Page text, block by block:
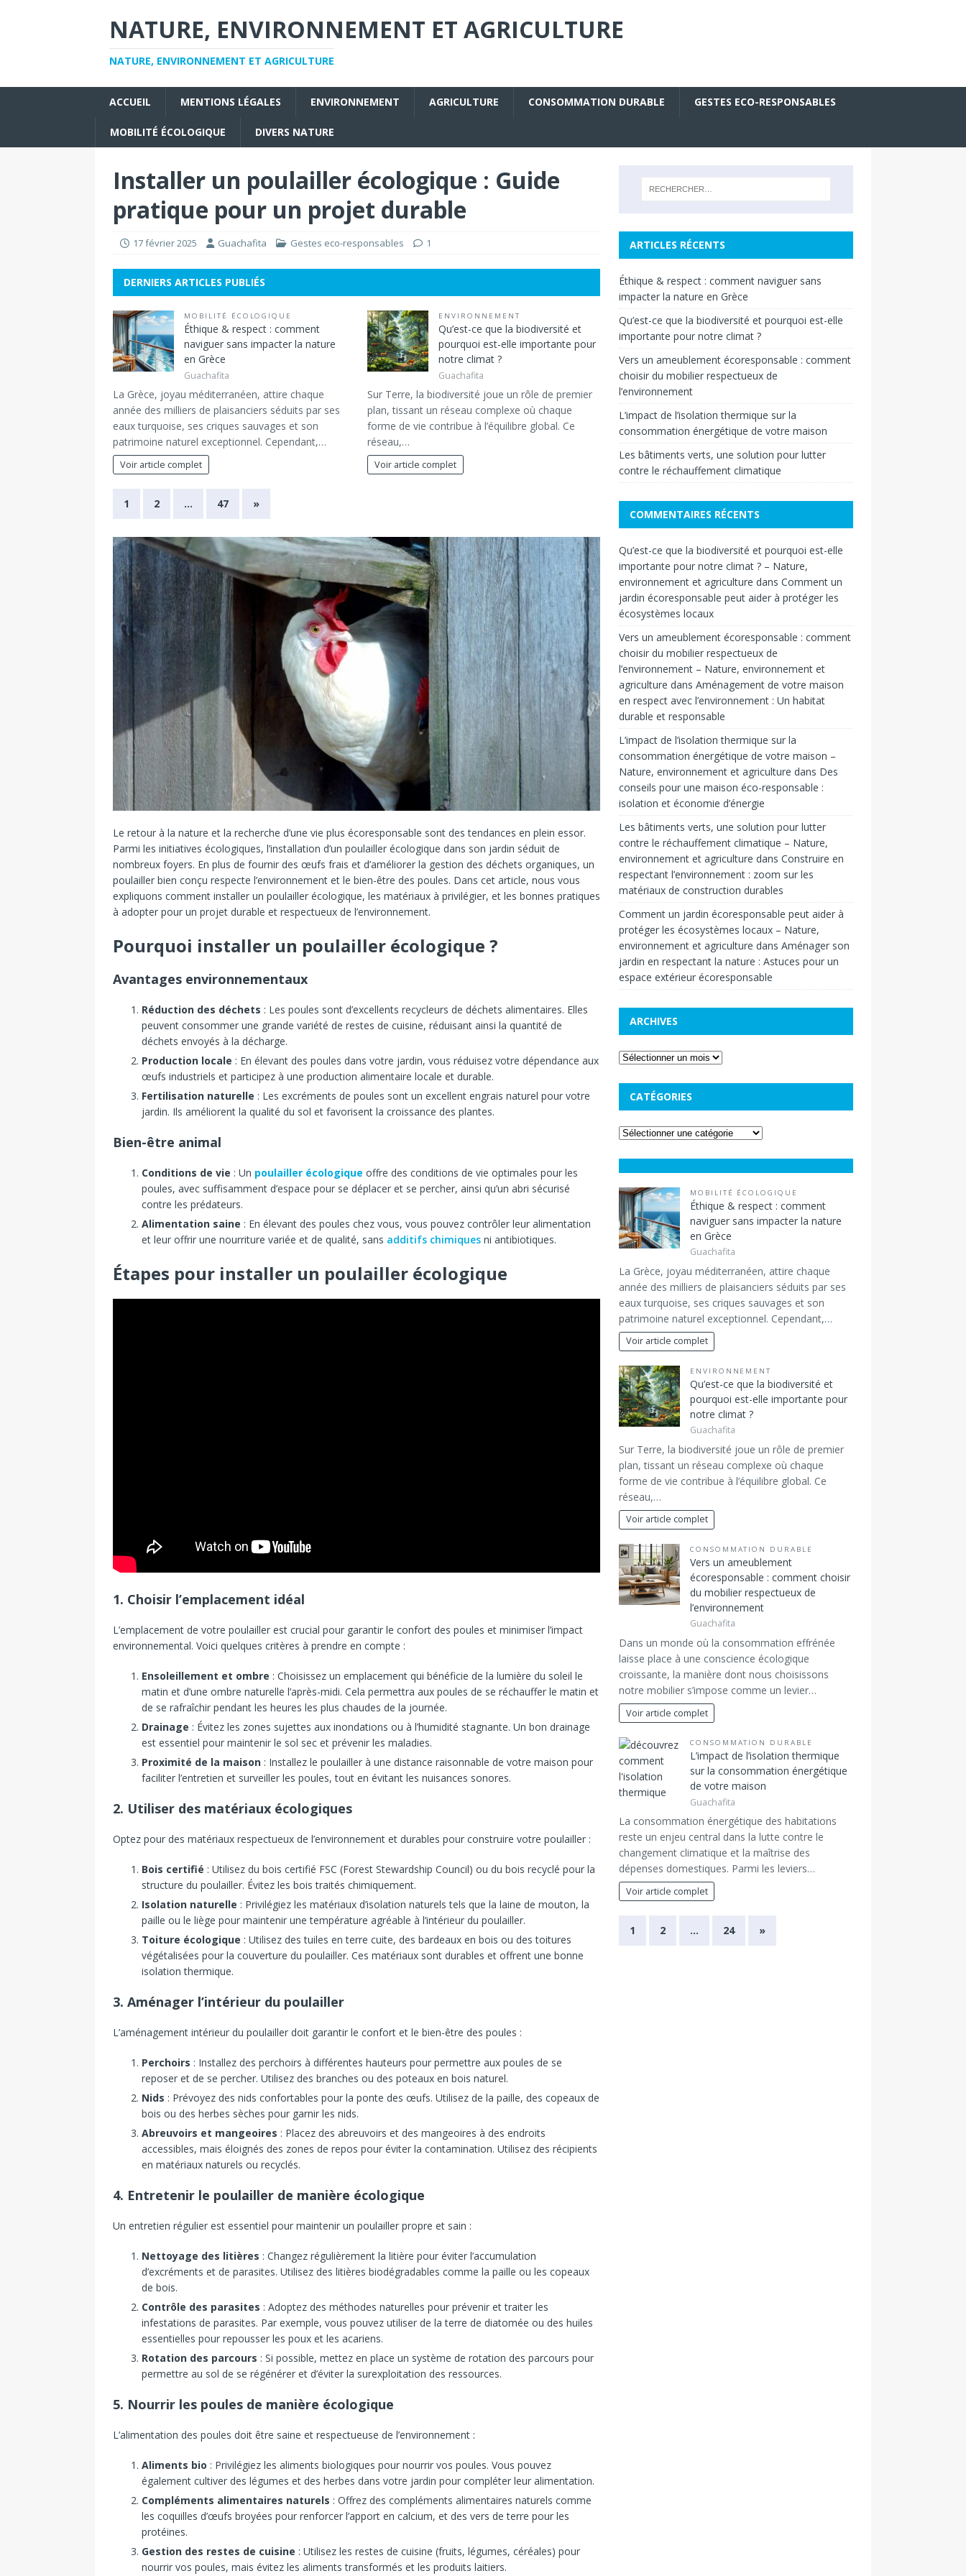
NATURE, ENVIRONNEMENT ET AGRICULTURE
NATURE, ENVIRONNEMENT ET AGRICULTURE
ACCUEIL MENTIONS LÉGALES ENVIRONNEMENT AGRICULTURE CONSOMMATION DURABLE GESTES ECO-RESPONSABLES
MOBILITÉ ÉCOLOGIQUE DIVERS NATURE
Installer un poulailler écologique : Guide
pratique pour un projet durable
17 février 2025 Guachafita Gestes eco-responsables 1
DERNIERS ARTICLES PUBLIÉS
MOBILITÉ ÉCOLOGIQUE
Éthique & respect : comment
naviguer sans impacter la nature
en Grèce
Guachafita
La Grèce, joyau méditerranéen, attire chaque
année des milliers de plaisanciers séduits par ses
eaux turquoise, ses criques sauvages et son
patrimoine naturel exceptionnel. Cependant,…
Voir article complet
ENVIRONNEMENT
Qu’est-ce que la biodiversité et
pourquoi est-elle importante pour
notre climat ?
Guachafita
Sur Terre, la biodiversité joue un rôle de premier
plan, tissant un réseau complexe où chaque
forme de vie contribue à l’équilibre global. Ce
réseau,…
Voir article complet
1 2 … 47 »
Le retour à la nature et la recherche d’une vie plus écoresponsable sont des tendances en plein essor.
Parmi les initiatives écologiques, l’installation d’un poulailler écologique dans son jardin séduit de
nombreux foyers. En plus de fournir des œufs frais et d’améliorer la gestion des déchets organiques, un
poulailler bien conçu respecte l’environnement et le bien-être des poules. Dans cet article, nous vous
expliquons comment installer un poulailler écologique, les matériaux à privilégier, et les bonnes pratiques
à adopter pour un projet durable et respectueux de l’environnement.
Pourquoi installer un poulailler écologique ?
Avantages environnementaux
Réduction des déchets : Les poules sont d’excellents recycleurs de déchets alimentaires. Elles
peuvent consommer une grande variété de restes de cuisine, réduisant ainsi la quantité de
déchets envoyés à la décharge.
Production locale : En élevant des poules dans votre jardin, vous réduisez votre dépendance aux
œufs industriels et participez à une production alimentaire locale et durable.
Fertilisation naturelle : Les excréments de poules sont un excellent engrais naturel pour votre
jardin. Ils améliorent la qualité du sol et favorisent la croissance des plantes.
Bien-être animal
Conditions de vie : Un poulailler écologique offre des conditions de vie optimales pour les
poules, avec suffisamment d’espace pour se déplacer et se percher, ainsi qu’un abri sécurisé
contre les prédateurs.
Alimentation saine : En élevant des poules chez vous, vous pouvez contrôler leur alimentation
et leur offrir une nourriture variée et de qualité, sans additifs chimiques ni antibiotiques.
Étapes pour installer un poulailler écologique
1. Choisir l’emplacement idéal
L’emplacement de votre poulailler est crucial pour garantir le confort des poules et minimiser l’impact
environnemental. Voici quelques critères à prendre en compte :
Ensoleillement et ombre : Choisissez un emplacement qui bénéficie de la lumière du soleil le
matin et d’une ombre naturelle l’après-midi. Cela permettra aux poules de se réchauffer le matin et
de se rafraîchir pendant les heures les plus chaudes de la journée.
Drainage : Évitez les zones sujettes aux inondations ou à l’humidité stagnante. Un bon drainage
est essentiel pour maintenir le sol sec et prévenir les maladies.
Proximité de la maison : Installez le poulailler à une distance raisonnable de votre maison pour
faciliter l’entretien et surveiller les poules, tout en évitant les nuisances sonores.
2. Utiliser des matériaux écologiques
Optez pour des matériaux respectueux de l’environnement et durables pour construire votre poulailler :
Bois certifié : Utilisez du bois certifié FSC (Forest Stewardship Council) ou du bois recyclé pour la
structure du poulailler. Évitez les bois traités chimiquement.
Isolation naturelle : Privilégiez les matériaux d’isolation naturels tels que la laine de mouton, la
paille ou le liège pour maintenir une température agréable à l’intérieur du poulailler.
Toiture écologique : Utilisez des tuiles en terre cuite, des bardeaux en bois ou des toitures
végétalisées pour la couverture du poulailler. Ces matériaux sont durables et offrent une bonne
isolation thermique.
3. Aménager l’intérieur du poulailler
L’aménagement intérieur du poulailler doit garantir le confort et le bien-être des poules :
Perchoirs : Installez des perchoirs à différentes hauteurs pour permettre aux poules de se
reposer et de se percher. Utilisez des branches ou des poteaux en bois naturel.
Nids : Prévoyez des nids confortables pour la ponte des œufs. Utilisez de la paille, des copeaux de
bois ou des herbes sèches pour garnir les nids.
Abreuvoirs et mangeoires : Placez des abreuvoirs et des mangeoires à des endroits
accessibles, mais éloignés des zones de repos pour éviter la contamination. Utilisez des récipients
en matériaux naturels ou recyclés.
4. Entretenir le poulailler de manière écologique
Un entretien régulier est essentiel pour maintenir un poulailler propre et sain :
Nettoyage des litières : Changez régulièrement la litière pour éviter l’accumulation
d’excréments et de parasites. Utilisez des litières biodégradables comme la paille ou les copeaux
de bois.
Contrôle des parasites : Adoptez des méthodes naturelles pour prévenir et traiter les
infestations de parasites. Par exemple, vous pouvez utiliser de la terre de diatomée ou des huiles
essentielles pour repousser les poux et les acariens.
Rotation des parcours : Si possible, mettez en place un système de rotation des parcours pour
permettre au sol de se régénérer et d’éviter la surexploitation des ressources.
5. Nourrir les poules de manière écologique
L’alimentation des poules doit être saine et respectueuse de l’environnement :
Aliments bio : Privilégiez les aliments biologiques pour nourrir vos poules. Vous pouvez
également cultiver des légumes et des herbes dans votre jardin pour compléter leur alimentation.
Compléments alimentaires naturels : Offrez des compléments alimentaires naturels comme
les coquilles d’œufs broyées pour renforcer l’apport en calcium, et des vers de terre pour les
protéines.
Gestion des restes de cuisine : Utilisez les restes de cuisine (fruits, légumes, céréales) pour
nourrir vos poules, mais évitez les aliments transformés et les produits laitiers.
ARTICLES RÉCENTS
Éthique & respect : comment naviguer sans
impacter la nature en Grèce
Qu’est-ce que la biodiversité et pourquoi est-elle
importante pour notre climat ?
Vers un ameublement écoresponsable : comment
choisir du mobilier respectueux de
l’environnement
L’impact de l’isolation thermique sur la
consommation énergétique de votre maison
Les bâtiments verts, une solution pour lutter
contre le réchauffement climatique
COMMENTAIRES RÉCENTS
Qu’est-ce que la biodiversité et pourquoi est-elle
importante pour notre climat ? – Nature,
environnement et agriculture dans Comment un
jardin écoresponsable peut aider à protéger les
écosystèmes locaux
Vers un ameublement écoresponsable : comment
choisir du mobilier respectueux de
l’environnement – Nature, environnement et
agriculture dans Aménagement de votre maison
en respect avec l’environnement : Un habitat
durable et responsable
L’impact de l’isolation thermique sur la
consommation énergétique de votre maison –
Nature, environnement et agriculture dans Des
conseils pour une maison éco-responsable :
isolation et économie d’énergie
Les bâtiments verts, une solution pour lutter
contre le réchauffement climatique – Nature,
environnement et agriculture dans Construire en
respectant l’environnement : zoom sur les
matériaux de construction durables
Comment un jardin écoresponsable peut aider à
protéger les écosystèmes locaux – Nature,
environnement et agriculture dans Aménager son
jardin en respectant la nature : Astuces pour un
espace extérieur écoresponsable
ARCHIVES
CATÉGORIES
MOBILITÉ ÉCOLOGIQUE
Éthique & respect : comment
naviguer sans impacter la nature
en Grèce
Guachafita
La Grèce, joyau méditerranéen, attire chaque
année des milliers de plaisanciers séduits par ses
eaux turquoise, ses criques sauvages et son
patrimoine naturel exceptionnel. Cependant,…
Voir article complet
ENVIRONNEMENT
Qu’est-ce que la biodiversité et
pourquoi est-elle importante pour
notre climat ?
Guachafita
Sur Terre, la biodiversité joue un rôle de premier
plan, tissant un réseau complexe où chaque
forme de vie contribue à l’équilibre global. Ce
réseau,…
Voir article complet
CONSOMMATION DURABLE
Vers un ameublement
écoresponsable : comment choisir
du mobilier respectueux de
l’environnement
Guachafita
Dans un monde où la consommation effrénée
laisse place à une conscience écologique
croissante, la manière dont nous choisissons
notre mobilier s’impose comme un levier…
Voir article complet
CONSOMMATION DURABLE
L’impact de l’isolation thermique
sur la consommation énergétique
de votre maison
Guachafita
La consommation énergétique des habitations
reste un enjeu central dans la lutte contre le
changement climatique et la maîtrise des
dépenses domestiques. Parmi les leviers…
Voir article complet
1 2 … 24 »